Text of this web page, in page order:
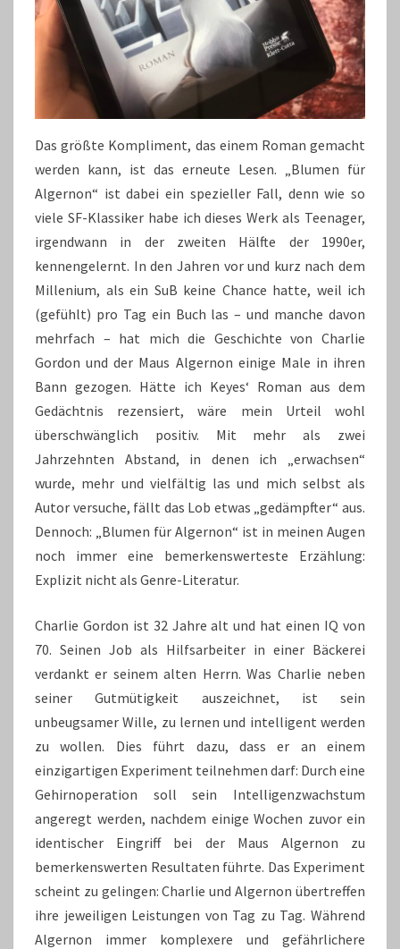
Das größte Kompliment, das einem Roman gemacht
werden kann, ist das erneute Lesen. „Blumen für
Algernon“ ist dabei ein spezieller Fall, denn wie so
viele SF-Klassiker habe ich dieses Werk als Teenager,
irgendwann in der zweiten Hälfte der 1990er,
kennengelernt. In den Jahren vor und kurz nach dem
Millenium, als ein SuB keine Chance hatte, weil ich
(gefühlt) pro Tag ein Buch las – und manche davon
mehrfach – hat mich die Geschichte von Charlie
Gordon und der Maus Algernon einige Male in ihren
Bann gezogen. Hätte ich Keyes‘ Roman aus dem
Gedächtnis rezensiert, wäre mein Urteil wohl
überschwänglich positiv. Mit mehr als zwei
Jahrzehnten Abstand, in denen ich „erwachsen“
wurde, mehr und vielfältig las und mich selbst als
Autor versuche, fällt das Lob etwas „gedämpfter“ aus.
Dennoch: „Blumen für Algernon“ ist in meinen Augen
noch immer eine bemerkenswerteste Erzählung:
Explizit nicht als Genre-Literatur.
Charlie Gordon ist 32 Jahre alt und hat einen IQ von
70. Seinen Job als Hilfsarbeiter in einer Bäckerei
verdankt er seinem alten Herrn. Was Charlie neben
seiner Gutmütigkeit auszeichnet, ist sein
unbeugsamer Wille, zu lernen und intelligent werden
zu wollen. Dies führt dazu, dass er an einem
einzigartigen Experiment teilnehmen darf: Durch eine
Gehirnoperation soll sein Intelligenzwachstum
angeregt werden, nachdem einige Wochen zuvor ein
identischer Eingriff bei der Maus Algernon zu
bemerkenswerten Resultaten führte. Das Experiment
scheint zu gelingen: Charlie und Algernon übertreffen
ihre jeweiligen Leistungen von Tag zu Tag. Während
Algernon immer komplexere und gefährlichere